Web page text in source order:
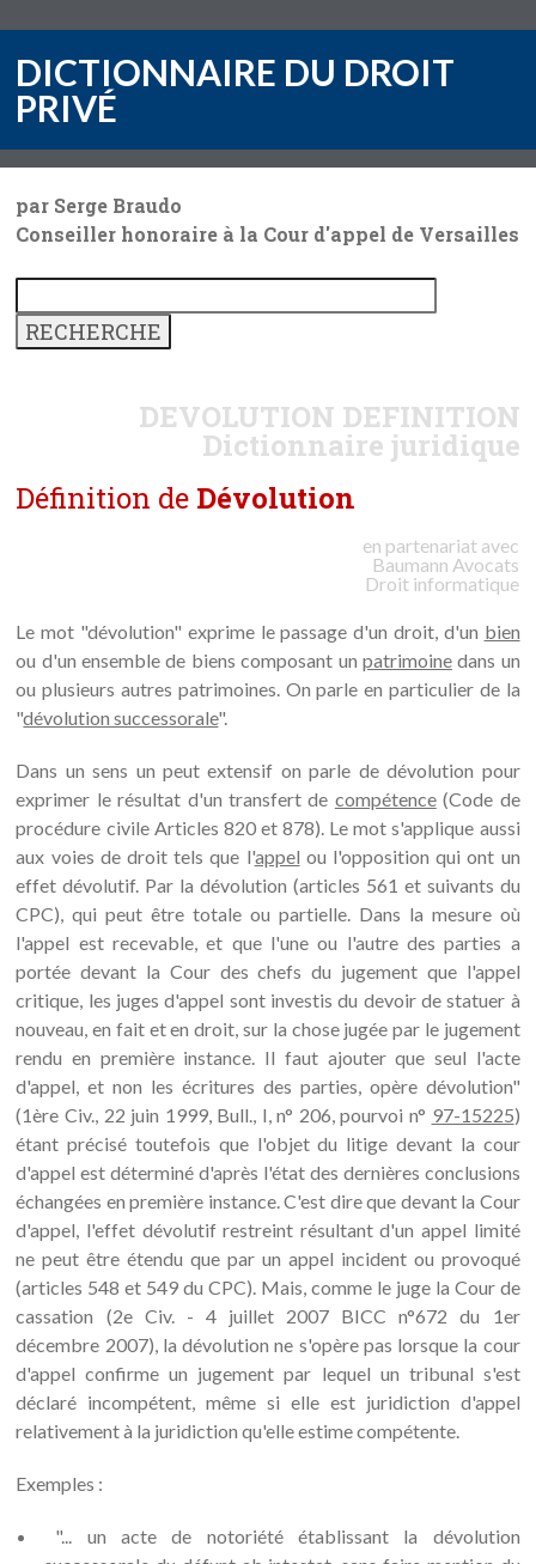
DICTIONNAIRE DU DROIT
PRIVÉ
par Serge Braudo
Conseiller honoraire à la Cour d'appel de Versailles
DEVOLUTION DEFINITION
Dictionnaire juridique
Définition de Dévolution
en partenariat avec
Baumann Avocats
Droit informatique
Le mot "dévolution" exprime le passage d'un droit, d'un bien
ou d'un ensemble de biens composant un patrimoinedans un
ou plusieurs autres patrimoines. On parle en particulier de la
"dévolution successorale".
Dans un sens un peut extensif on parle de dévolution pour
exprimer le résultat d'un transfert de compétence(Code de
procédure civile Articles 820 et 878). Le mot s'applique aussi
aux voies de droit tels que l'appel ou l'opposition qui ont un
effet dévolutif. Par la dévolution (articles 561 et suivants du
CPC), qui peut être totale ou partielle. Dans la mesure où
l'appel est recevable, et que l'une ou l'autre des parties a
portée devant la Cour des chefs du jugement que l'appel
critique, les juges d'appel sont investis du devoir de statuer à
nouveau, en fait et en droit, sur la chose jugée par le jugement
rendu en première instance. Il faut ajouter que seul l'acte
d'appel, et non les écritures des parties, opère dévolution"
(1ère Civ., 22 juin 1999, Bull., I, n° 206, pourvoi n° 97-15225)
étant précisé toutefois que l'objet du litige devant la cour
d'appel est déterminé d'après l'état des dernières conclusions
échangées en première instance. C'est dire que devant la Cour
d'appel, l'effet dévolutif restreint résultant d'un appel limité
ne peut être étendu que par un appel incident ou provoqué
(articles 548 et 549 du CPC). Mais, comme le juge la Cour de
cassation (2e Civ. - 4 juillet 2007 BICC n°672 du 1er
décembre 2007), la dévolution ne s'opère pas lorsque la cour
d'appel confirme un jugement par lequel un tribunal s'est
déclaré incompétent, même si elle est juridiction d'appel
relativement à la juridiction qu'elle estime compétente.
Exemples :
"... un acte de notoriété établissant la dévolution